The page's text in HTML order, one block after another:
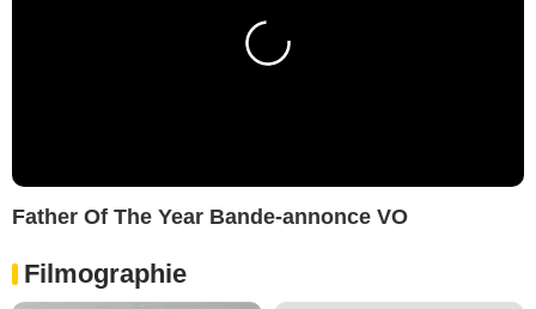
Father Of The Year Bande-annonce VO
Filmographie